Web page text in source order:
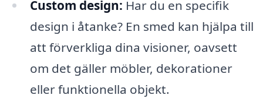
Custom design: Har du en specifik
design i åtanke? En smed kan hjälpa till
att förverkliga dina visioner, oavsett
om det gäller möbler, dekorationer
eller funktionella objekt.